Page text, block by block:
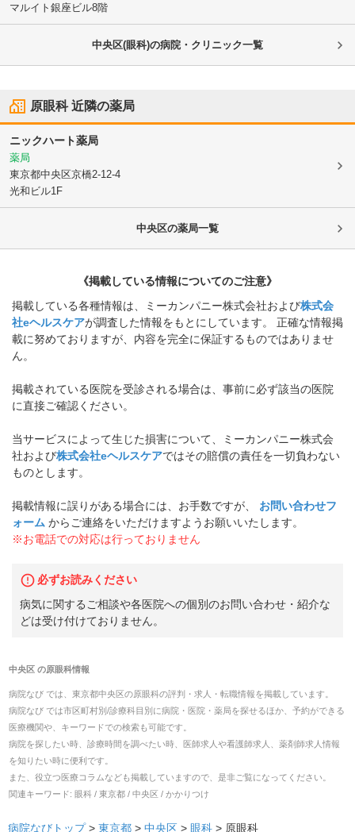
マルイト銀座ビル8階
中央区(眼科)の病院・クリニック一覧
原眼科近隣の薬局
ニックハート薬局
薬局
東京都中央区京橋2-12-4
光和ビル1F
中央区の薬局一覧
《掲載している情報についてのご注意》
掲載している各種情報は、ミーカンパニー株式会社および株式会
社eヘルスケアが調査した情報をもとにしています。 正確な情報掲
載に努めておりますが、内容を完全に保証するものではありませ
ん。
掲載されている医院を受診される場合は、事前に必ず該当の医院
に直接ご確認ください。
当サービスによって生じた損害について、ミーカンパニー株式会
社および株式会社eヘルスケアではその賠償の責任を一切負わない
ものとします。
掲載情報に誤りがある場合には、お手数ですが、
お問い合わせフ
ォーム からご連絡をいただけますようお願いいたします。
※お電話での対応は行っておりません
必ずお読みください
病気に関するご相談や各医院への個別のお問い合わせ・紹介な
どは受け付けておりません。
中央区の原眼科情報
病院なび では、 東京都中央区の原眼科の評判・求人・転職情報を掲載しています。
病院なび では市区町村別/診療科目別に病院・医院・薬局を探せるほか、予約ができる
医療機関や、キーワードでの検索も可能です。
病院を探したい時、診療時間を調べたい時、医師求人や看護師求人、薬剤師求人情報
を知りたい時に便利です。
また、役立つ医療コラムなども掲載していますので、是非ご覧になってください。
関連キーワード: 眼科 / 東京都 / 中央区 / かかりつけ
病院なびトップ > 東京都 > 中央区 > 眼科 > 原眼科